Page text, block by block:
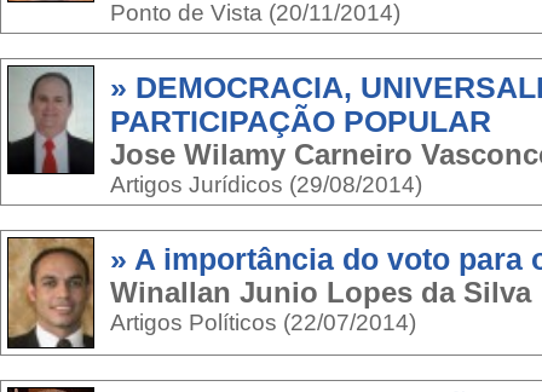
Ponto de Vista (20/11/2014)
» DEMOCRACIA,
PARTICIPAÇÃO POPULAR
Jose Wilamy Carneiro
Artigos Jurídicos (29/08/2014)
» A importância do voto para
Winallan Junio Lopes da Silva
Artigos Políticos (22/07/2014)